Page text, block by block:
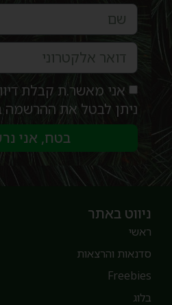
אני מאשר.ת קבלת דיוור
ניתן לבטל את ההרשמה
בטח, אני
ניווט באתר
ראשי
סדנאות והרצאות
Freebies